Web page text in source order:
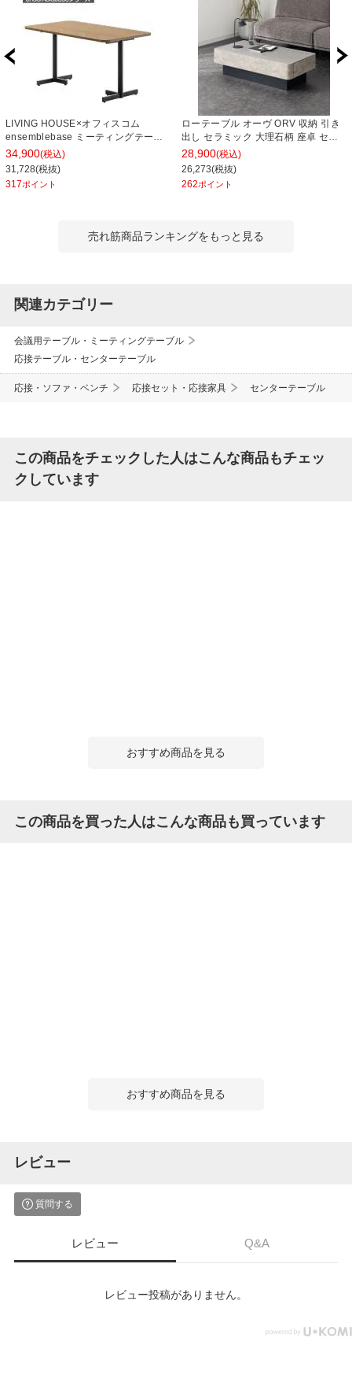
LIVING HOUSE×オフィスコム
ensemblebase ミーティングテーブ
ル T字脚 会議用テーブル ファミレス
ソファテーブル ラウンドテーブル 幅
1400×奥行800×高さ720mm
34,900(税込)
31,728(税抜)
317ポイント
ローテーブル オーヴ ORV 収納 引き
出し セラミック 大理石柄 座卓 セン
ターテーブル モダン シンプル リビン
グテーブル おしゃれ リビング 完成品
幅1050×奥行550×高さ300mm
28,900(税込)
26,273(税抜)
262ポイント
売れ筋商品ランキングをもっと見る
関連カテゴリー
会議用テーブル・ミーティングテーブル
応接テーブル・センターテーブル
応接・ソファ・ベンチ 応接セット・応接家具 センターテーブル
この商品をチェックした人はこんな商品もチェッ
クしています
おすすめ商品を見る
この商品を買った人はこんな商品も買っています
おすすめ商品を見る
レビュー
質問する
レビュー Q&A
レビュー投稿がありません。